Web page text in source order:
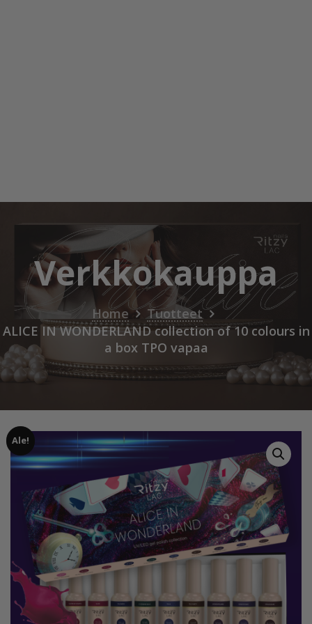
Verkkokauppa
Home
Tuotteet
ALICE IN WONDERLAND collection of 10 colours in
a box TPO vapaa
Ale!